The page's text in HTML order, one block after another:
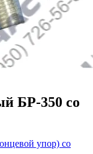
БР-350 со
упор) со